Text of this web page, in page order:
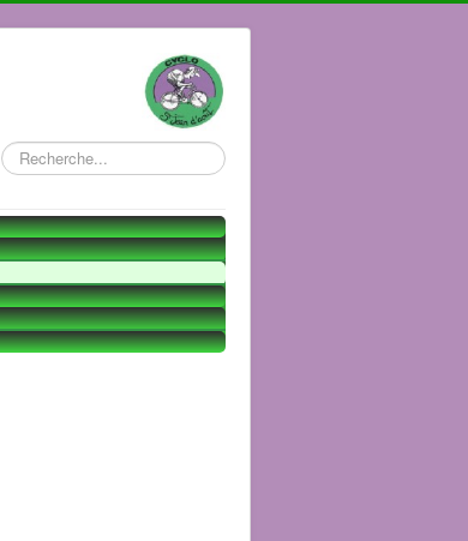
Rechercher